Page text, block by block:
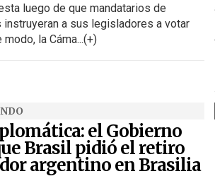
luego de que mandatarios de
instruyeran a sus legisladores a votar
la Cáma...(+)
el Gobierno
Brasil pidió el retiro
argentino en Brasilia